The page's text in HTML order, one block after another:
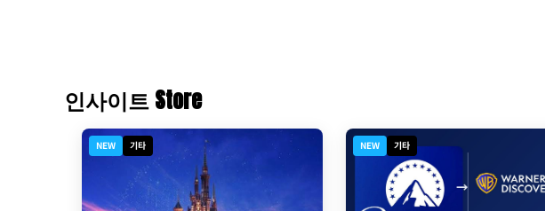
인사이트 Store
NEW 기타 NEW 기타